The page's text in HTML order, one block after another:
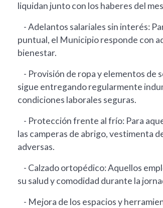
liquidan junto con los haberes del
- Adelantos salariales sin interés:
puntual, el Municipio responde con
bienestar.
- Provisión de ropa y elementos de
sigue entregando regularmente
condiciones laborales seguras.
- Protección frente al frío: Para
las camperas de abrigo, vestimenta
adversas.
- Calzado ortopédico: Aquellos
su salud y comodidad durante la
- Mejora de los espacios y